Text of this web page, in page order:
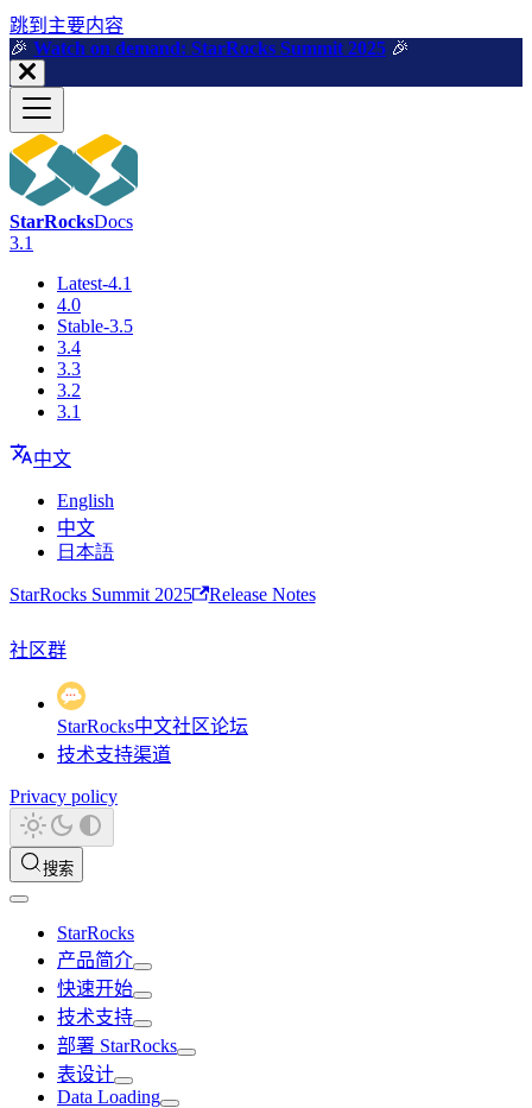
跳到主要内容
🎉️ Watch on demand: StarRocks Summit 2025 🎉️
StarRocksDocs
3.1
Latest-4.1
4.0
Stable-3.5
3.4
3.3
3.2
3.1
中文
English
中文
日本語
StarRocks Summit 2025 Release Notes
社区群
StarRocks中文社区论坛
技术支持渠道
Privacy policy
搜索
StarRocks
产品简介
快速开始
技术支持
部署 StarRocks
表设计
Data Loading